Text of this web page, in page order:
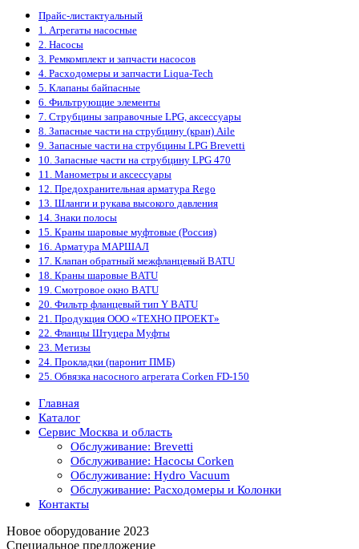
Прайс-листактуальный
1. Агрегаты насосные
2. Насосы
3. Ремкомплект и запчасти насосов
4. Расходомеры и запчасти Liqua-Tech
5. Клапаны байпасные
6. Фильтрующие элементы
7. Струбцины заправочные LPG, аксессуары
8. Запасные части на струбцину (кран) Aile
9. Запасные части на струбцины LPG Brevetti
10. Запасные части на струбцину LPG 470
11. Манометры и аксессуары
12. Предохранительная арматура Rego
13. Шланги и рукава высокого давления
14. Знаки полосы
15. Краны шаровые муфтовые (Россия)
16. Арматура МАРШАЛ
17. Клапан обратный межфланцевый BATU
18. Краны шаровые BATU
19. Смотровое окно BATU
20. Фильтр фланцевый тип Y BATU
21. Продукция ООО «ТЕХНО ПРОЕКТ»
22. Фланцы Штуцера Муфты
23. Метизы
24. Прокладки (паронит ПМБ)
25. Обвязка насосного агрегата Corken FD-150
Главная
Каталог
Сервис Москва и область
Обслуживание: Brevetti
Обслуживание: Насосы Corken
Обслуживание: Hydro Vacuum
Обслуживание: Расходомеры и Колонки
Контакты
Новое оборудование 2023
Специальное предложение